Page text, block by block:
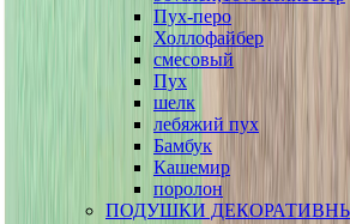
Пух-перо
Холлофайбер
смесовый
Пух
шелк
лебяжий пух
Бамбук
Кашемир
поролон
ПОДУШКИ